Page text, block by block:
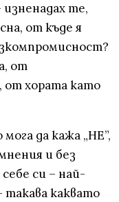
изненадах те,
от къде я
от
от хората като
да кажа „НЕ”,
и без
си – най-
такава каквато